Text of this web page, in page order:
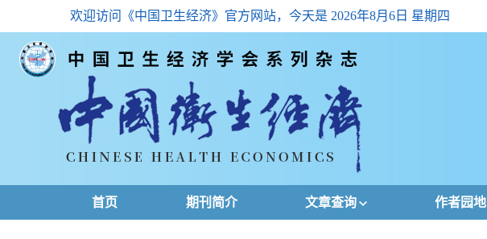
欢迎访问《中国卫生经济》官方网站，今天是 2026年8月6日 星期四
首页 期刊简介 文章查询 作者园地